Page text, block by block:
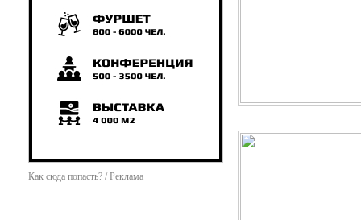
Как сюда попасть? / Реклама